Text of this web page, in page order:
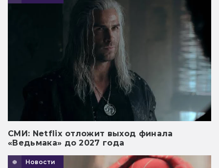
СМИ: Netflix отложит выход финала
«Ведьмака» до 2027 года
Новости